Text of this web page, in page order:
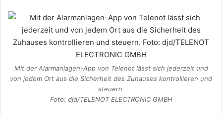
Mit der Alarmanlagen-App von Telenot lässt sich jederzeit und
von jedem Ort aus die Sicherheit des Zuhauses kontrollieren und
steuern.
Foto: djd/TELENOT ELECTRONIC GMBH